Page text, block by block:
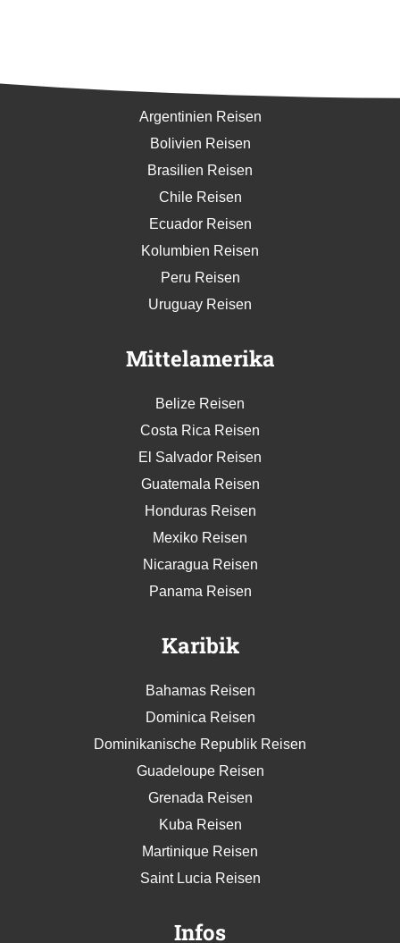
Argentinien Reisen
Bolivien Reisen
Brasilien Reisen
Chile Reisen
Ecuador Reisen
Kolumbien Reisen
Peru Reisen
Uruguay Reisen
Mittelamerika
Belize Reisen
Costa Rica Reisen
El Salvador Reisen
Guatemala Reisen
Honduras Reisen
Mexiko Reisen
Nicaragua Reisen
Panama Reisen
Karibik
Bahamas Reisen
Dominica Reisen
Dominikanische Republik Reisen
Guadeloupe Reisen
Grenada Reisen
Kuba Reisen
Martinique Reisen
Saint Lucia Reisen
Infos